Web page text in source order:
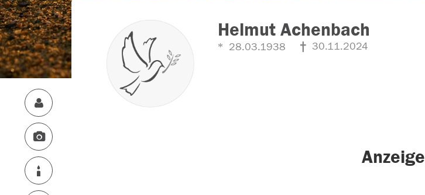
Helmut Achenbach
28.03.1938 30.11.2024
Anzeige